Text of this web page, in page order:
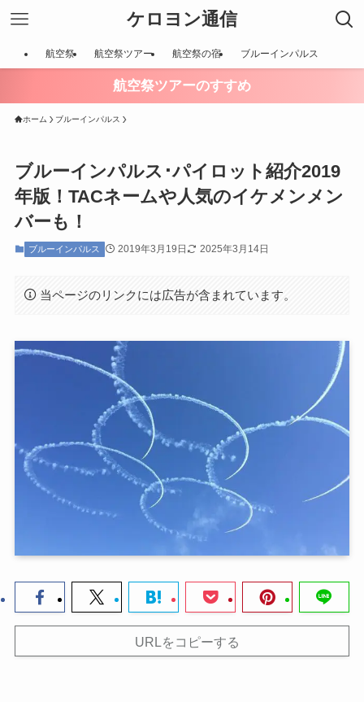
ケロヨン通信
航空祭 航空祭ツアー 航空祭の宿 ブルーインパルス
航空祭ツアーのすすめ
ホーム ブルーインパルス
ブルーインパルス･パイロット紹介2019
年版！TACネームや人気のイケメンメン
バーも！
ブルーインパルス 2019年3月19日 2025年3月14日
当ページのリンクには広告が含まれています。
URLをコピーする